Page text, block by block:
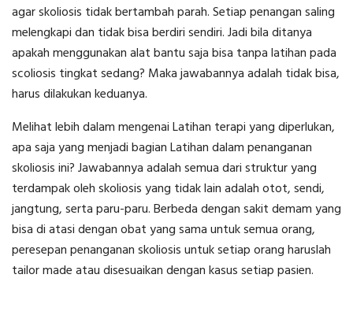
agar skoliosis tidak bertambah parah. Setiap penangan saling
melengkapi dan tidak bisa berdiri sendiri. Jadi bila ditanya
apakah menggunakan alat bantu saja bisa tanpa latihan pada
scoliosis tingkat sedang? Maka jawabannya adalah tidak bisa,
harus dilakukan keduanya.
Melihat lebih dalam mengenai Latihan terapi yang diperlukan,
apa saja yang menjadi bagian Latihan dalam penanganan
skoliosis ini? Jawabannya adalah semua dari struktur yang
terdampak oleh skoliosis yang tidak lain adalah otot, sendi,
jangtung, serta paru-paru. Berbeda dengan sakit demam yang
bisa di atasi dengan obat yang sama untuk semua orang,
peresepan penanganan skoliosis untuk setiap orang haruslah
tailor made atau disesuaikan dengan kasus setiap pasien.